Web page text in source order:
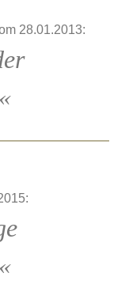
28.01.2013: